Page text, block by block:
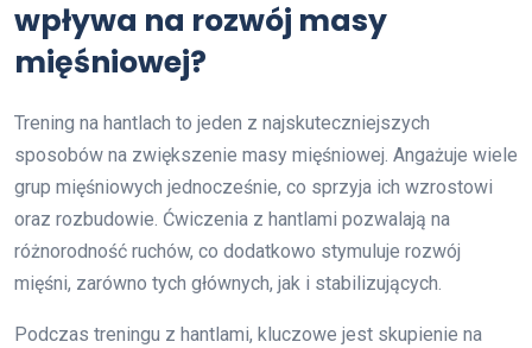
wpływa na rozwój masy
mięśniowej?
Trening na hantlach to jeden z najskuteczniejszych
sposobów na zwiększenie masy mięśniowej. Angażuje wiele
grup mięśniowych jednocześnie, co sprzyja ich wzrostowi
oraz rozbudowie. Ćwiczenia z hantlami pozwalają na
różnorodność ruchów, co dodatkowo stymuluje rozwój
mięśni, zarówno tych głównych, jak i stabilizujących.
Podczas treningu z hantlami, kluczowe jest skupienie na